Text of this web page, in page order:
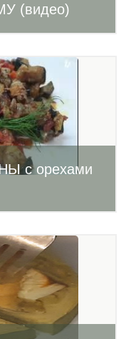
(видео)
с орехами